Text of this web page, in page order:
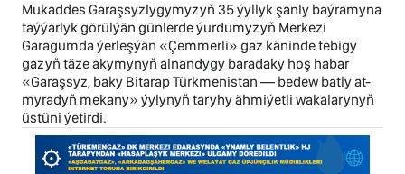
Mukaddes Garaşsyzlygymyzyň 35 ýyllyk şanly baýramyna
taýýarlyk görülýän günlerde ýurdumyzyň Merkezi
Garagumda ýerleşýän «Çemmerli» gaz käninde tebigy
gazyň täze akymynyň alnandygy baradaky hoş habar
«Garaşsyz, baky Bitarap Türkmenistan — bedew batly at-
myradyň mekany» ýylynyň taryhy ähmiýetli wakalarynyň
üstüni ýetirdi.